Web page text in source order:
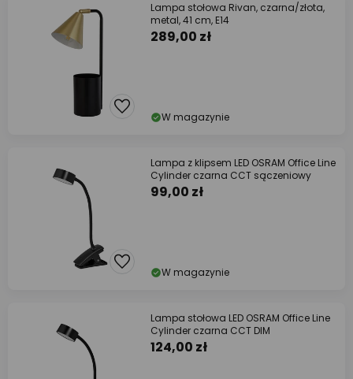
Lampa stołowa Rivan, czarna/złota,
metal, 41 cm, E14
289,00 zł
W magazynie
Lampa z klipsem LED OSRAM Office Line
Cylinder czarna CCT sączeniowy
99,00 zł
W magazynie
Lampa stołowa LED OSRAM Office Line
Cylinder czarna CCT DIM
124,00 zł